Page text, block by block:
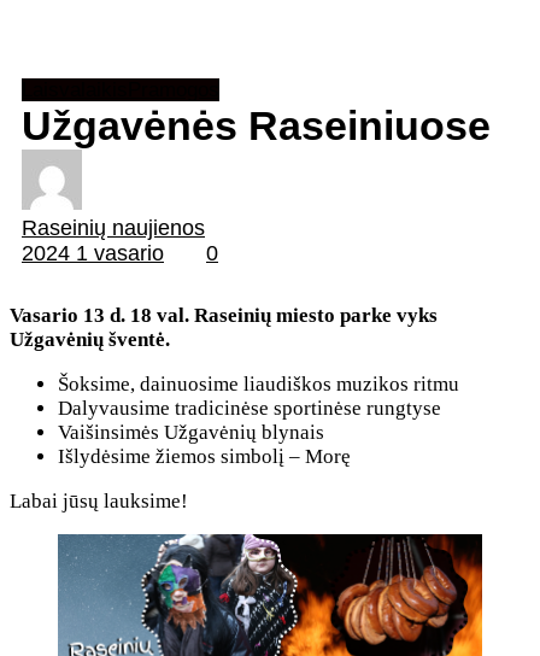
Užgavėnės Raseiniuose
Raseinių naujienos
2024 1 vasario
0
Vasario 13 d. 18 val. Raseinių miesto parke vyks
Užgavėnių šventė.
Šoksime, dainuosime liaudiškos muzikos ritmu
Dalyvausime tradicinėse sportinėse rungtyse
Vaišinsimės Užgavėnių blynais
Išlydėsime žiemos simbolį – Morę
Labai jūsų lauksime!